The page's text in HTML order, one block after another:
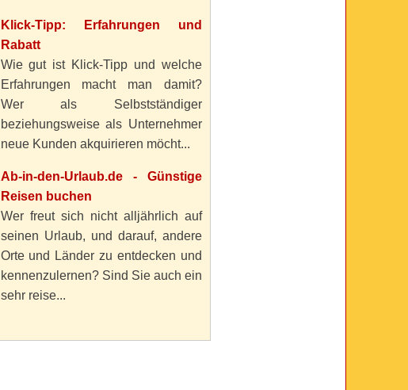
Klick-Tipp: Erfahrungen und
Rabatt
Wie gut ist Klick-Tipp und welche
Erfahrungen macht man damit?
Wer als Selbstständiger
beziehungsweise als Unternehmer
neue Kunden akquirieren möcht...
Ab-in-den-Urlaub.de - Günstige
Reisen buchen
Wer freut sich nicht alljährlich auf
seinen Urlaub, und darauf, andere
Orte und Länder zu entdecken und
kennenzulernen? Sind Sie auch ein
sehr reise...